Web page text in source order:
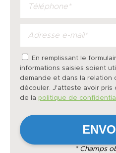
En remplissant le
informations saisies soient
demande et dans la relation
découler. J'atteste avoir pris
de la politique de
* Champs